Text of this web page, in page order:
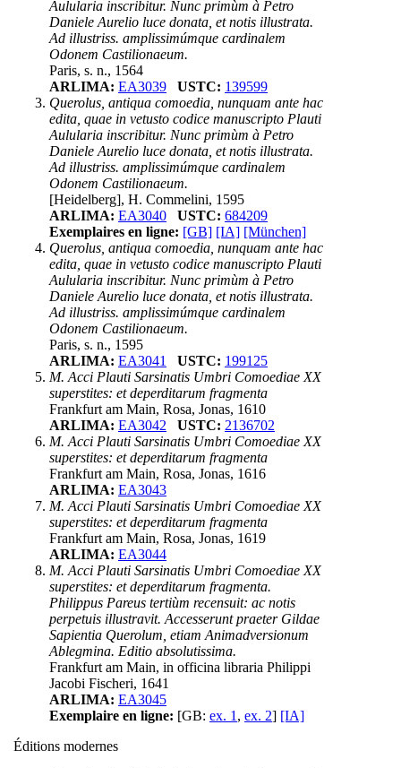
Aulularia inscribitur. Nunc primùm à Petro
Daniele Aurelio luce donata, et notis illustrata.
Ad illustriss. amplissimúmque cardinalem
Odonem Castilionaeum.
Paris, s. n., 1564
ARLIMA: EA3039 USTC: 139599
Querolus, antiqua comoedia, nunquam ante hac
edita, quae in vetusto codice manuscripto Plauti
Aulularia inscribitur. Nunc primùm à Petro
Daniele Aurelio luce donata, et notis illustrata.
Ad illustriss. amplissimúmque cardinalem
Odonem Castilionaeum.
[Heidelberg], H. Commelini, 1595
ARLIMA: EA3040 USTC: 684209
Exemplaires en ligne: [GB] [IA] [München]
Querolus, antiqua comoedia, nunquam ante hac
edita, quae in vetusto codice manuscripto Plauti
Aulularia inscribitur. Nunc primùm à Petro
Daniele Aurelio luce donata, et notis illustrata.
Ad illustriss. amplissimúmque cardinalem
Odonem Castilionaeum.
Paris, s. n., 1595
ARLIMA: EA3041 USTC: 199125
M. Acci Plauti Sarsinatis Umbri Comoediae XX
superstites: et deperditarum fragmenta
Frankfurt am Main, Rosa, Jonas, 1610
ARLIMA: EA3042 USTC: 2136702
M. Acci Plauti Sarsinatis Umbri Comoediae XX
superstites: et deperditarum fragmenta
Frankfurt am Main, Rosa, Jonas, 1616
ARLIMA: EA3043
M. Acci Plauti Sarsinatis Umbri Comoediae XX
superstites: et deperditarum fragmenta
Frankfurt am Main, Rosa, Jonas, 1619
ARLIMA: EA3044
M. Acci Plauti Sarsinatis Umbri Comoediae XX
superstites: et deperditarum fragmenta.
Philippus Pareus tertiùm recensuit: ac notis
perpetuis illustravit. Accesserunt praeter Gildae
Sapientia Querolum, etiam Animadversionum
Ablegmina. Editio absolutissima.
Frankfurt am Main, in officina libraria Philippi
Jacobi Fischeri, 1641
ARLIMA: EA3045
Exemplaire en ligne: [GB: ex. 1 , ex. 2] [IA]
Éditions modernes